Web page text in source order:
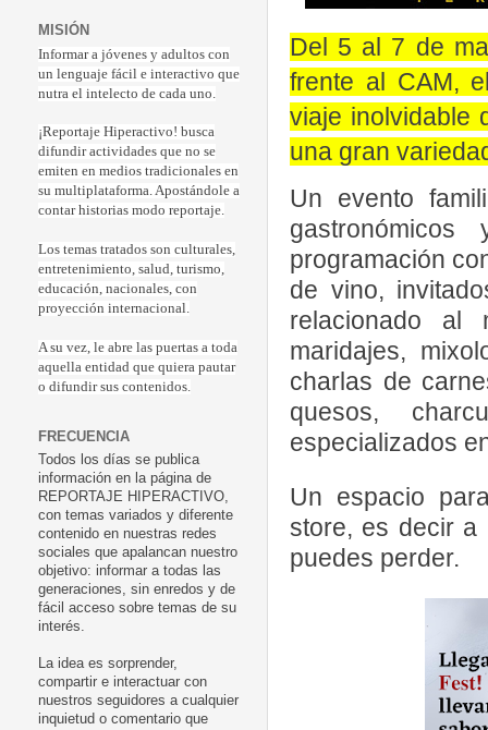
Del 5 al 7 de
frente al CAM,
viaje inolvidable
una gran
Un evento
programación
de vino,
relacionado al
maridajes,
charlas de
quesos,
especializados
Un espacio
store, es decir a
puedes perder.
MISIÓN
Informar a jóvenes y adultos con
un lenguaje fácil e interactivo que
nutra el intelecto de cada uno.
¡Reportaje Hiperactivo! busca
difundir actividades que no se
emiten en medios tradicionales en
su multiplataforma. Apostándole a
contar historias modo reportaje.
Los temas tratados son culturales,
entretenimiento, salud, turismo,
educación, nacionales, con
proyección internacional.
A su vez, le abre las puertas a toda
aquella entidad que quiera pautar
o difundir sus contenidos.
FRECUENCIA
Todos los días se publica
información en la página de
REPORTAJE HIPERACTIVO,
con temas variados y diferente
contenido en nuestras redes
sociales que apalancan nuestro
objetivo: informar a todas las
generaciones, sin enredos y de
fácil acceso sobre temas de su
interés.
La idea es sorprender,
compartir e interactuar con
nuestros seguidores a cualquier
inquietud o comentario que